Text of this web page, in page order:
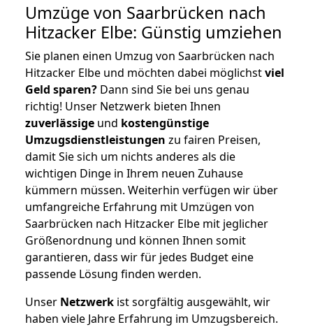
Umzüge von Saarbrücken nach
Hitzacker Elbe: Günstig umziehen
Sie planen einen Umzug von Saarbrücken nach
Hitzacker Elbe und möchten dabei möglichstviel
Geld sparen? Dann sind Sie bei uns genau
richtig! Unser Netzwerk bieten Ihnen
zuverlässige und kostengünstige
Umzugsdienstleistungen zu fairen Preisen,
damit Sie sich um nichts anderes als die
wichtigen Dinge in Ihrem neuen Zuhause
kümmern müssen. Weiterhin verfügen wir über
umfangreiche Erfahrung mit Umzügen von
Saarbrücken nach Hitzacker Elbe mit jeglicher
Größenordnung und können Ihnen somit
garantieren, dass wir für jedes Budget eine
passende Lösung finden werden.
Unser Netzwerk ist sorgfältig ausgewählt, wir
haben viele Jahre Erfahrung im Umzugsbereich.